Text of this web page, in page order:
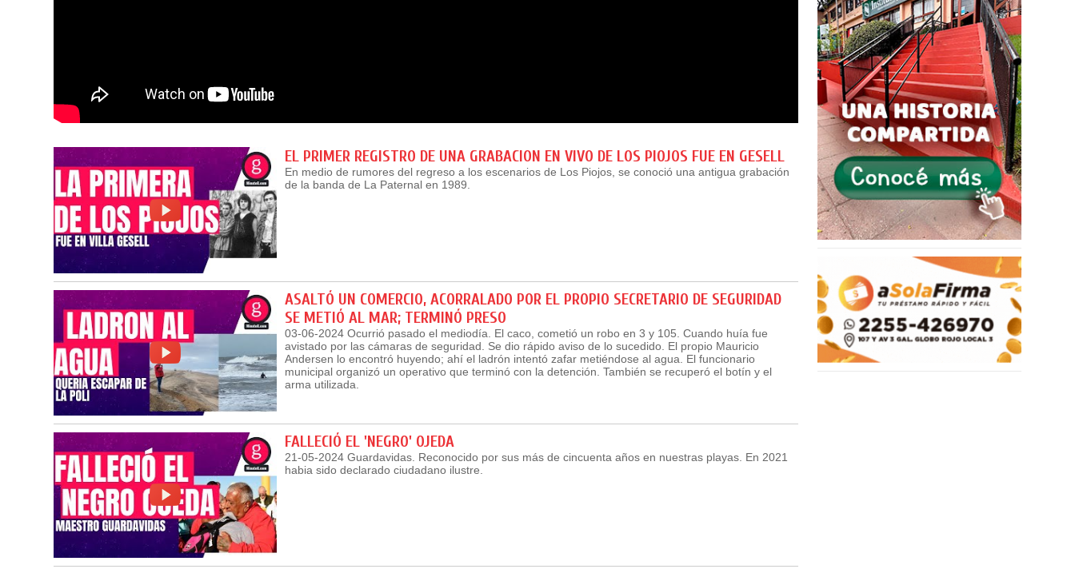
EL PRIMER REGISTRO DE UNA GRABACION EN VIVO DE LOS PIOJOS FUE EN GESELL
En medio de rumores del regreso a los escenarios de Los Piojos, se conoció una antigua grabación
de la banda de La Paternal en 1989.
ASALTÓ UN COMERCIO, ACORRALADO POR EL PROPIO SECRETARIO DE SEGURIDAD
SE METIÓ AL MAR; TERMINÓ PRESO
03-06-2024 Ocurrió pasado el mediodía. El caco, cometió un robo en 3 y 105. Cuando huía fue
avistado por las cámaras de seguridad. Se dio rápido aviso de lo sucedido. El propio Mauricio
Andersen lo encontró huyendo; ahí el ladrón intentó zafar metiéndose al agua. El funcionario
municipal organizó un operativo que terminó con la detención. También se recuperó el botín y el
arma utilizada.
FALLECIÓ EL 'NEGRO' OJEDA
21-05-2024 Guardavidas. Reconocido por sus más de cincuenta años en nuestras playas. En 2021
habia sido declarado ciudadano ilustre.